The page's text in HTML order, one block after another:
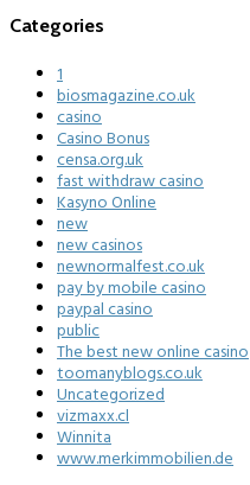
Categories
1
biosmagazine.co.uk
casino
Casino Bonus
censa.org.uk
fast withdraw casino
Kasyno Online
new
new casinos
newnormalfest.co.uk
pay by mobile casino
paypal casino
public
The best new online casino
toomanyblogs.co.uk
Uncategorized
vizmaxx.cl
Winnita
www.merkimmobilien.de